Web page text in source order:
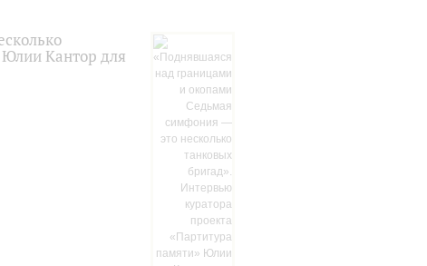
Юлии Кантор для